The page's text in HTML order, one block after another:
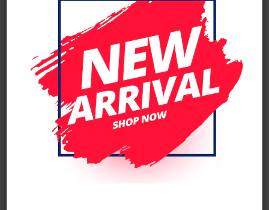
Oppo A93 5G Sim-houder (Zilver)